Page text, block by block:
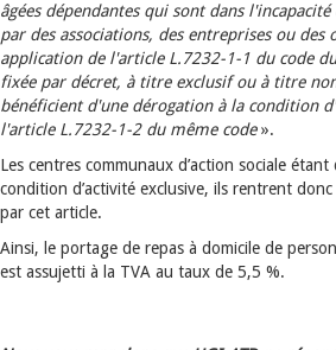
âgées dépendantes qui sont dans
par des associations, des entreprises ou des
application de l'article L.7232-1-1 du code
fixée par décret, à titre exclusif ou à titre
bénéficient d'une dérogation à la condition
l'article L.7232-1-2 du même code».
Les centres communaux d’action sociale
condition d’activité exclusive, ils rentrent
par cet article.
Ainsi, le portage de repas à domicile de
est assujetti à la TVA au taux de 5,5 %.